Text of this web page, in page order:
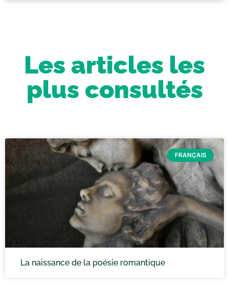
Les articles les
plus consultés
FRANÇAIS
La naissance de la poésie romantique